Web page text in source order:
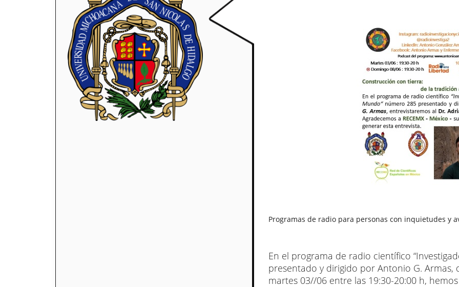
Programas de radio para personas con inquietudes y
En el programa de radio científico
presentado y dirigido por Antonio G. Armas,
martes 03//06 entre las 19:30-20:00 h,